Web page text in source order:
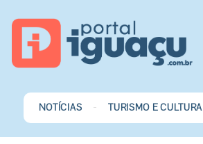
NOTÍCIAS TURISMO E CULTURA